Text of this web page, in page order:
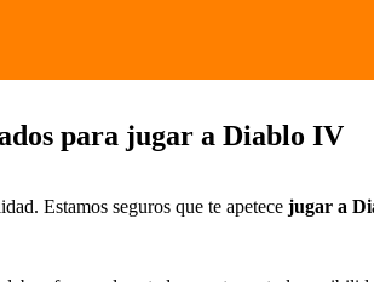
para jugar a Diablo IV
Estamos seguros que te apetece jugar a